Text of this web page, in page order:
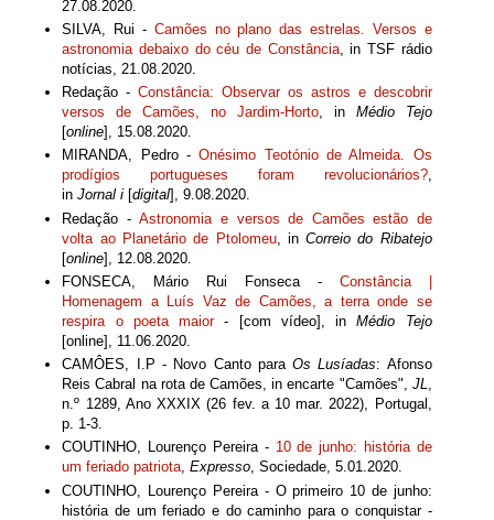
27.08.2020.
SILVA, Rui - Camões no plano das estrelas. Versos e
astronomia debaixo do céu de Constância, in TSF rádio
notícias, 21.08.2020.
Redação -Constância: Observar os astros e descobrir
versos de Camões, no Jardim-Horto, in Médio Tejo
[online], 15.08.2020.
MIRANDA, Pedro - Onésimo Teotónio de Almeida. Os
prodígios portugueses foram revolucionários?,
inJornali [digital], 9.08.2020.
Redação -Astronomia e versos de Camões estão de
volta ao Planetário de Ptolomeu, inCorreio do Ribatejo
[online], 12.08.2020.
FONSECA, Mário Rui Fonseca - Constância |
Homenagem a Luís Vaz de Camões, a terra onde se
respira o poeta maior- [com vídeo], inMédio Tejo
[online], 11.06.2020.
CAMÔES, I.P - Novo Canto paraOs Lusíadas: Afonso
Reis Cabral na rota de Camões, in encarte "Camões", JL,
n.º 1289, Ano XXXIX (26 fev. a 10 mar. 2022), Portugal,
p. 1-3.
COUTINHO, Lourenço Pereira - 10 de junho: história de
um feriado patriota,Expresso, Sociedade, 5.01.2020.
COUTINHO, Lourenço Pereira - O primeiro 10 de junho:
história de um feriado e do caminho para o conquistar -